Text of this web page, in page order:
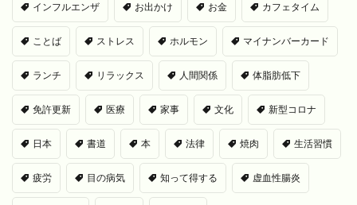
インフルエンザ お出かけ お金 カフェタイム
ことば ストレス ホルモン マイナンバーカード
ランチ リラックス 人間関係 体脂肪低下
免許更新 医療 家事 文化 新型コロナ
日本 書道 本 法律 焼肉 生活習慣
疲労 目の病気 知って得する 虚血性腸炎